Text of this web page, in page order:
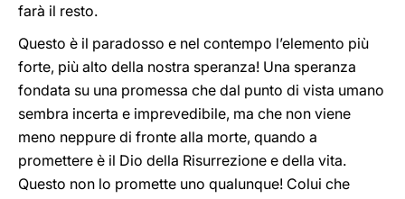
farà il resto.
Questo è il paradosso e nel contempo l’elemento più
forte, più alto della nostra speranza! Una speranza
fondata su una promessa che dal punto di vista umano
sembra incerta e imprevedibile, ma che non viene
meno neppure di fronte alla morte, quando a
promettere è il Dio della Risurrezione e della vita.
Questo non lo promette uno qualunque! Colui che